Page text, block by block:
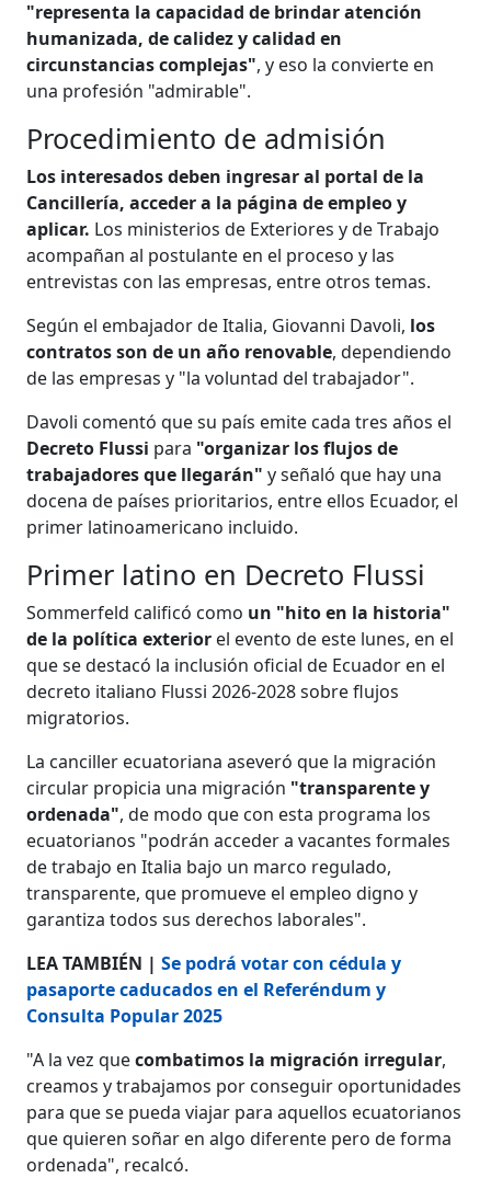
"representa la capacidad de brindar atención
humanizada, de calidez y calidad en
circunstancias complejas", y eso la convierte en
una profesión "admirable".
Procedimiento de admisión
Los interesados deben ingresar al portal de la
Cancillería, acceder a la página de empleo y
aplicar. Los ministerios de Exteriores y de Trabajo
acompañan al postulante en el proceso y las
entrevistas con las empresas, entre otros temas.
Según el embajador de Italia, Giovanni Davoli, los
contratos son de un año renovable, dependiendo
de las empresas y "la voluntad del trabajador".
Davoli comentó que su país emite cada tres años el
Decreto Flussi para "organizar los flujos de
trabajadores que llegarán"y señaló que hay una
docena de países prioritarios, entre ellos Ecuador, el
primer latinoamericano incluido.
Primer latino en Decreto Flussi
Sommerfeld calificó como un "hito en la historia"
de la política exterior el evento de este lunes, en el
que se destacó la inclusión oficial de Ecuador en el
decreto italiano Flussi 2026-2028 sobre flujos
migratorios.
La canciller ecuatoriana aseveró que la migración
circular propicia una migración "transparente y
ordenada", de modo que con esta programa los
ecuatorianos "podrán acceder a vacantes formales
de trabajo en Italia bajo un marco regulado,
transparente, que promueve el empleo digno y
garantiza todos sus derechos laborales".
LEA TAMBIÉN |Se podrá votar con cédula y
pasaporte caducados en el Referéndum y
Consulta Popular 2025
"A la vez quecombatimos la migración irregular,
creamos y trabajamos por conseguir oportunidades
para que se pueda viajar para aquellos ecuatorianos
que quieren soñar en algo diferente pero de forma
ordenada", recalcó.